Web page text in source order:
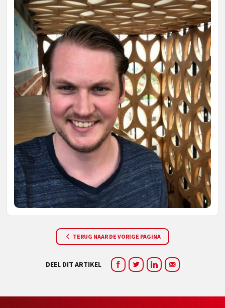
TERUG NAAR DE VORIGE PAGINA
DEEL DIT ARTIKEL